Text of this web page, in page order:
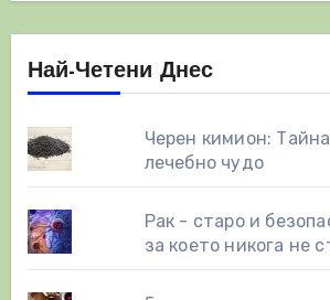
Най-Четени Днес
Черен кимион:
лечебно чудо
Рак - старо и
за което никога не